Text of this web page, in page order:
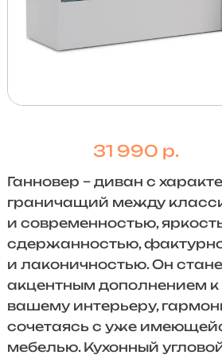
31 990 р.
Ганновер – диван с
граничащий между
и современностью,
сдержанностью,
и лаконичностью. Он
акцентным дополнением к
вашему интерьеру,
сочетаясь с уже
мебелью. Кухонный